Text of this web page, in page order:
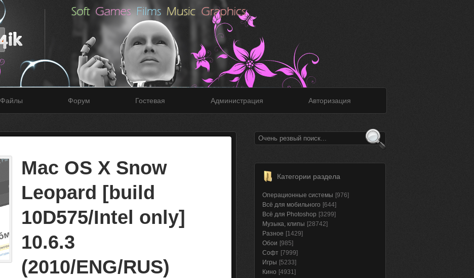
Файлы Форум Гостевая Администрация Авторизация
Mаc OS X Snоw
Leopard [build
10D575/Intel only]
10.6.3
(2010/ENG/RUS)
Категории раздела
Операционные системы [976]
Всё для мобильного [644]
Всё для Photoshop [3299]
Музыка, клипы [28742]
Разное [1429]
Обои [985]
Софт [7999]
Игры [5233]
Кино [4931]